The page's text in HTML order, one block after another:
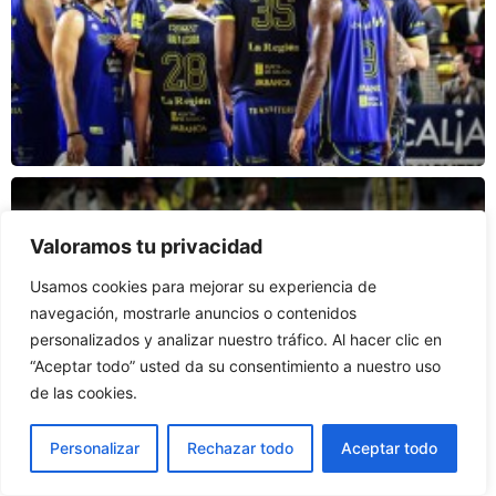
Valoramos tu privacidad
Usamos cookies para mejorar su experiencia de
navegación, mostrarle anuncios o contenidos
personalizados y analizar nuestro tráfico. Al hacer clic en
“Aceptar todo” usted da su consentimiento a nuestro uso
de las cookies.
Personalizar Rechazar todo Aceptar todo